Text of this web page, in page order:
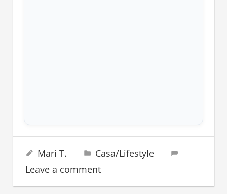
conservare
cucina
cucinare
16 Gennaio 2025
Mari T.
Casa/Lifestyle
Leave a comment